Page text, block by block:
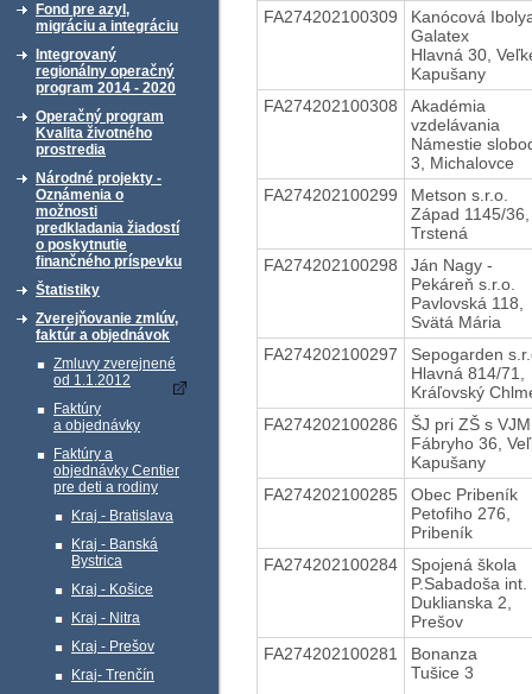
Fond pre azyl,
migráciu a integráciu
Integrovaný
regionálny operačný
program 2014 - 2020
Operačný program
Kvalita životného
prostredia
Národné projekty -
Oznámenia o
možnosti
predkladania žiadostí
o poskytnutie
finančného príspevku
Štatistiky
Zverejňovanie zmlúv,
faktúr a objednávok
Zmluvy zverejnené
od 1.1.2012
Faktúry
a objednávky
Faktúry a
objednávky Centier
pre deti a rodiny
Kraj - Bratislava
Kraj - Banská
Bystrica
Kraj - Košice
Kraj - Nitra
Kraj - Prešov
Kraj- Trenčín
FA274202100309
Kanócová
Galatex
Hlavná 30,
Kapušany
FA274202100308
Akadémia
vzdelávania
Námestie
3, Michalovce
FA274202100299
Metson s.r.o.
Západ 1145/36,
Trstená
FA274202100298
Ján Nagy -
Pekáreň s.r.o.
Pavlovská 118,
Svätá Mária
FA274202100297
Sepogarden
Hlavná 814/71,
Kráľovský
FA274202100286
ŠJ pri ZŠ s VJM
Fábryho 36,
Kapušany
FA274202100285
Obec Pribeník
Petofiho 276,
Pribeník
FA274202100284
Spojená škola
P.Sabadoša int.
Duklianska 2,
Prešov
FA274202100281
Bonanza
Tušice 3